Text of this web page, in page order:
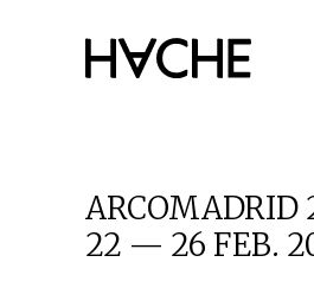
contenido
ARCOMADRID
22 — 26 FEB.